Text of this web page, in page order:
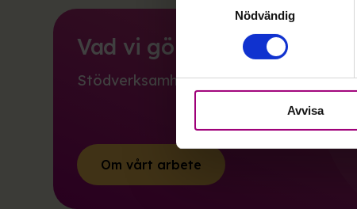
Nödvändig
Avvisa
Vad vi gör
Stödverksamhet, utbildning och opinion.
Om vårt arbete